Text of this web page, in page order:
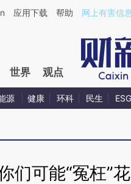
MdJSpEXZ](https://
应用下载 帮助 网上有害信
世界 观点
源 健康 环科 民生 ESG
们可能“冤枉”